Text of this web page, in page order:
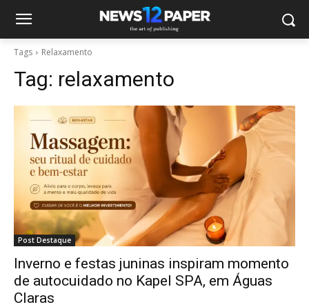
Tags Relaxamento
Tag: relaxamento
Post Destaque
Inverno e festas juninas inspiram momento
de autocuidado no Kapel SPA, em Águas
Claras